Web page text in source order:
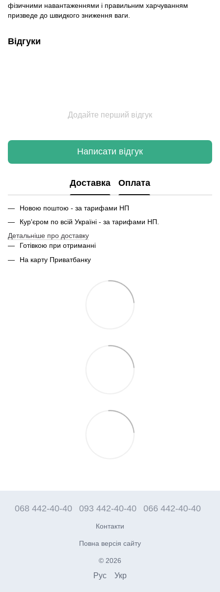
фізичними навантаженнями і правильним харчуванням
призведе до швидкого зниження ваги.
Відгуки
Додайте перший відгук
Написати відгук
Доставка Оплата
Новою поштою - за тарифами НП
Кур'єром по всій Україні - за тарифами НП.
Детальніше про доставку
Готівкою при отриманні
На карту Приватбанку
068 442-40-40 093 442-40-40 066 442-40-40
Контакти
Повна версія сайту
© 2026
Рус Укр